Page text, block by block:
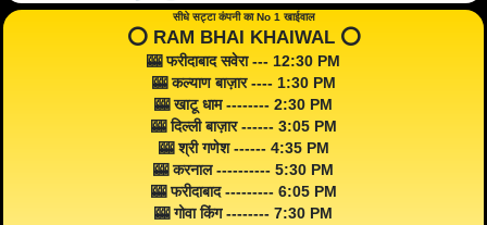
सीधे सट्टा कंपनी का No 1 खाईवाल
⭕️ RAM BHAI KHAIWAL ⭕️
🎰 फरीदाबाद सवेरा --- 12:30 PM
🎰 कल्याण बाज़ार ---- 1:30 PM
🎰 खाटू धाम -------- 2:30 PM
🎰 दिल्ली बाज़ार ------ 3:05 PM
🎰 श्री गणेश ------ 4:35 PM
🎰 करनाल ---------- 5:30 PM
🎰 फरीदाबाद --------- 6:05 PM
🎰 गोवा किंग -------- 7:30 PM